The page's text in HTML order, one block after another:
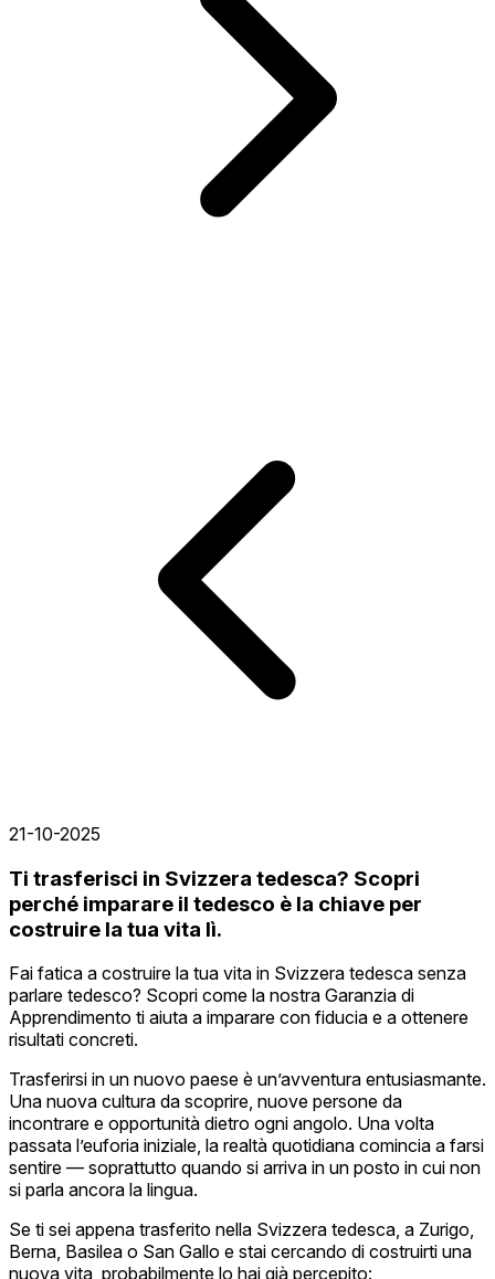
21-10-2025
Ti trasferisci in Svizzera tedesca? Scopri
perché imparare il tedesco è la chiave per
costruire la tua vita lì.
Fai fatica a costruire la tua vita in Svizzera tedesca senza
parlare tedesco? Scopri come la nostra Garanzia di
Apprendimento ti aiuta a imparare con fiducia e a ottenere
risultati concreti.
Trasferirsi in un nuovo paese è un’avventura entusiasmante.
Una nuova cultura da scoprire, nuove persone da
incontrare e opportunità dietro ogni angolo. Una volta
passata l’euforia iniziale, la realtà quotidiana comincia a farsi
sentire — soprattutto quando si arriva in un posto in cui non
si parla ancora la lingua.
Se ti sei appena trasferito nella Svizzera tedesca, a Zurigo,
Berna, Basilea o San Gallo e stai cercando di costruirti una
nuova vita, probabilmente lo hai già percepito: